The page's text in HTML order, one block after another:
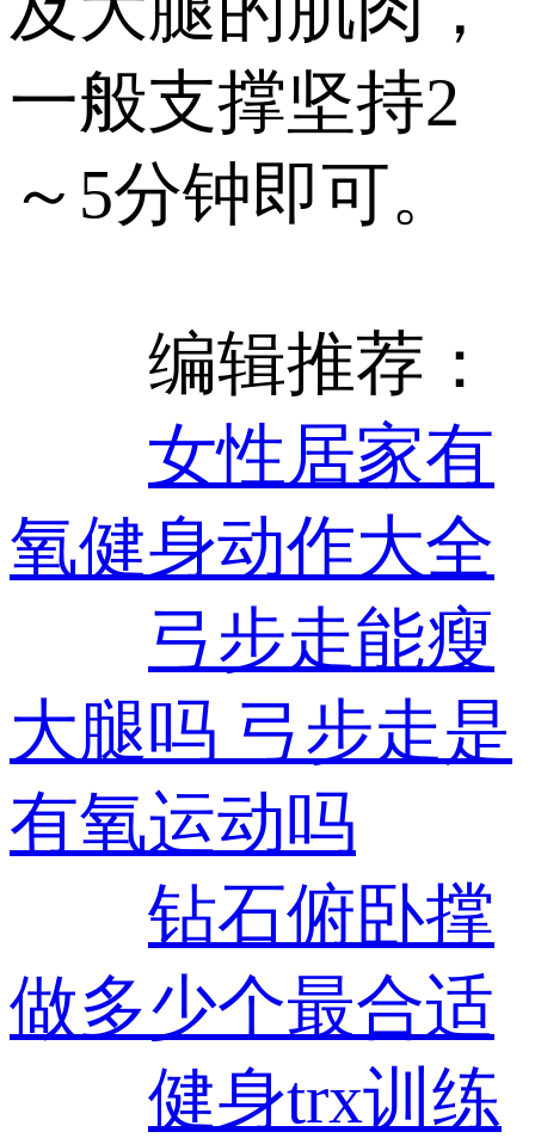
一般支撑坚持2
～5分钟即可。
编辑推荐：
女性居家有
氧健身动作大全
弓步走能瘦
大腿吗 弓步走是
有氧运动吗
钻石俯卧撑
做多少个最合适
健身trx训练